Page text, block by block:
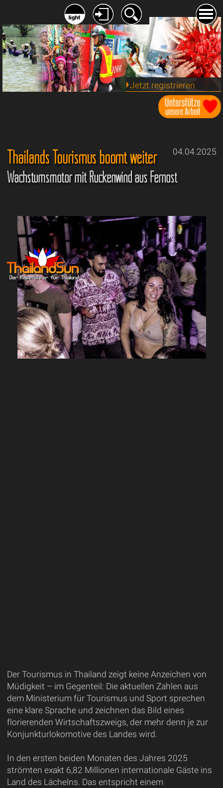
Jetzt registrieren
04.04.2025
Thailands Tourismus boomt weiter
Wachstumsmotor mit Rückenwind aus Fernost
Der Tourismus in Thailand zeigt keine Anzeichen von
Müdigkeit – im Gegenteil: Die aktuellen Zahlen aus
dem Ministerium für Tourismus und Sport sprechen
eine klare Sprache und zeichnen das Bild eines
florierenden Wirtschaftszweigs, der mehr denn je zur
Konjunkturlokomotive des Landes wird.
In den ersten beiden Monaten des Jahres 2025
strömten exakt 6,82 Millionen internationale Gäste ins
Land des Lächelns. Das entspricht einem